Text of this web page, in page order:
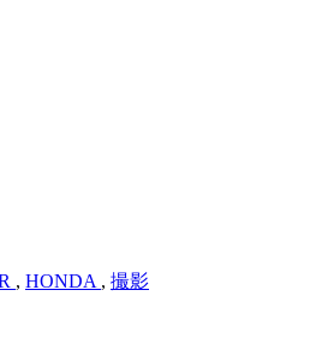
, HONDA , 撮影